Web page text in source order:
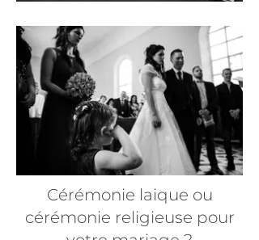
Cérémonie laique ou
cérémonie religieuse pour